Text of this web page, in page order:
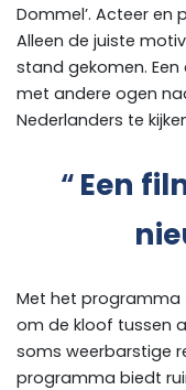
Dommel’. Acteer en
Alleen de juiste
stand gekomen.
met andere ogen
Nederlanders te
Een
Met het programma
om de kloof tussen
soms weerbarstige
programma biedt